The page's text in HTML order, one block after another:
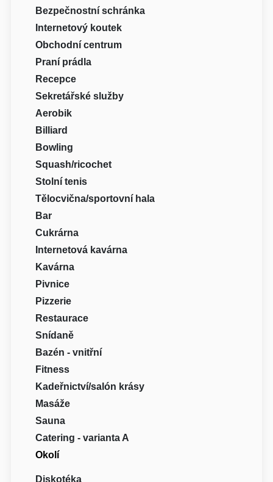
Bezpečnostní schránka
Internetový koutek
Obchodní centrum
Praní prádla
Recepce
Sekretářské služby
Aerobik
Billiard
Bowling
Squash/ricochet
Stolní tenis
Tělocvična/sportovní hala
Bar
Cukrárna
Internetová kavárna
Kavárna
Pivnice
Pizzerie
Restaurace
Snídaně
Bazén - vnitřní
Fitness
Kadeřnictví/salón krásy
Masáže
Sauna
Catering - varianta A
Okolí
Diskotéka